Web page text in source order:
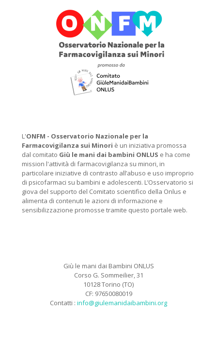
L'ONFM - Osservatorio Nazionale per la
Farmacovigilanza sui Minori è un iniziativa promossa
dal comitato Giù le mani dai bambini ONLUS e ha come
mission l'attività di farmacovigilanza su minori, in
particolare iniziative di contrasto all’abuso e uso improprio
di psicofarmaci su bambini e adolescenti. L’Osservatorio si
giova del supporto del Comitato scientifico della Onlus e
alimenta di contenuti le azioni di informazione e
sensibilizzazione promosse tramite questo portale web.
Giù le mani dai Bambini ONLUS
Corso G. Sommeilier, 31
10128 Torino (TO)
CF: 97650080019
Contatti : info@giulemanidaibambini.org